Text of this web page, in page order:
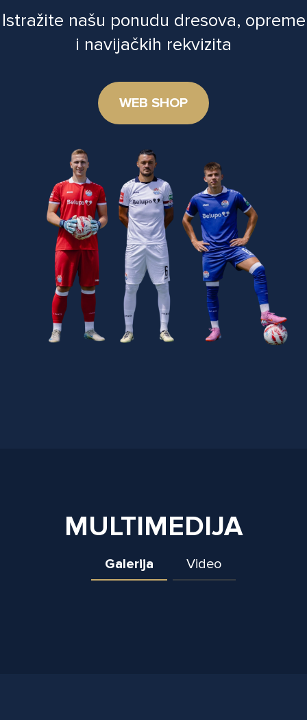
Istražite našu ponudu dresova, opreme
i navijačkih rekvizita
WEB SHOP
MULTIMEDIJA
Galerija Video